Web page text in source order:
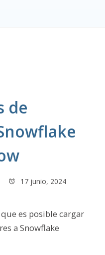
de
17 junio, 2024
es posible cargar
a Snowflake